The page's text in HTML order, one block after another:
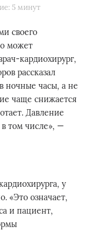
5 минут
своего
может
кардиохирург,
рассказал
ночные часы, а не
чаще снижается
Давление
в том числе», —
у
«Это означает,
и пациент,